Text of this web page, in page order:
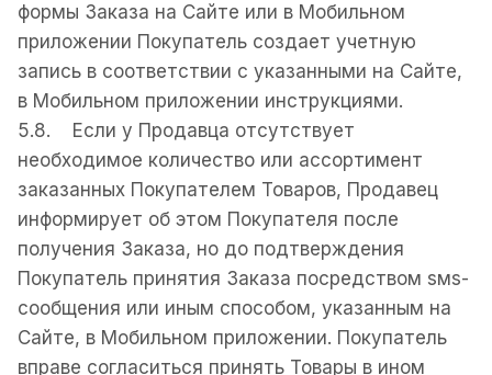
формы Заказа на Сайте или в Мобильном
приложении Покупатель создает учетную
запись в соответствии с указанными на Сайте,
в Мобильном приложении инструкциями.
5.8. Если у Продавца отсутствует
необходимое количество или ассортимент
заказанных Покупателем Товаров, Продавец
информирует об этом Покупателя после
получения Заказа, но до подтверждения
Покупатель принятия Заказа посредством sмs-
сообщения или иным способом, указанным на
Сайте, в Мобильном приложении. Покупатель
вправе согласиться принять Товары в ином